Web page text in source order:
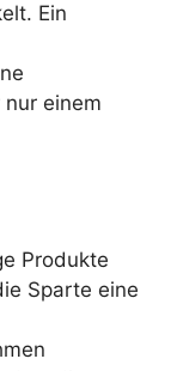
Ein
einem
Produkte
Sparte eine